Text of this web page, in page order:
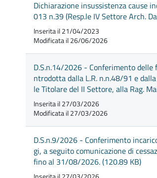
Dichiarazione insussistenza cause
013 n.39 (Resp.le IV Settore Arch.
Inserita il 21/04/2023
Modificata il 26/06/2026
D.S.n.14/2026 - Conferimento
ntrodotta dalla L.R. n.n.48/91 e
le Titolare del II Settore, alla Rag.
Inserita il 27/03/2026
Modificata il 27/03/2026
D.S.n.9/2026 - Conferimento
gi, a seguito comunicazione di
fino al 31/08/2026. (120.89 KB)